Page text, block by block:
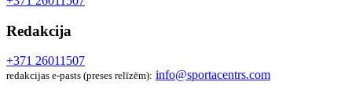
Redakcija
+371 26011507
redakcijas e-pasts (preses relīzēm): info@sportacentrs.com